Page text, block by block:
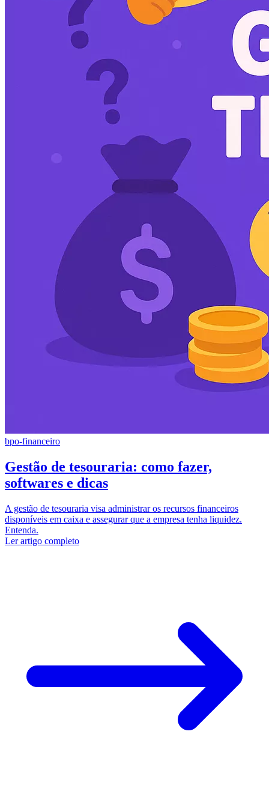
bpo-financeiro
Gestão de tesouraria: como fazer,
softwares e dicas
A gestão de tesouraria visa administrar os recursos financeiros
disponíveis em caixa e assegurar que a empresa tenha liquidez.
Entenda.
Ler artigo completo